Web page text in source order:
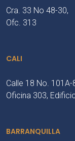
Cra. 33 No 48-30,
Ofc. 313
CALI
Calle 18 No. 101A-
Oficina 303,
BARRANQUILLA